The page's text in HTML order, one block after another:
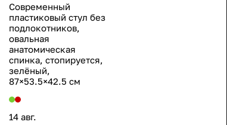
Современный
пластиковый стул без
подлокотников,
овальная
анатомическая
спинка, стопируется,
зелёный,
87×53.5×42.5 см
14 авг.